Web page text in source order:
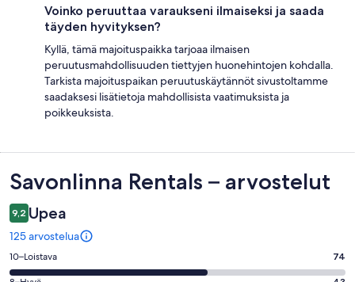
Voinko peruuttaa varaukseni ilmaiseksi ja saada
täyden hyvityksen?
Kyllä, tämä majoituspaikka tarjoaa ilmaisen
peruutusmahdollisuuden tiettyjen huonehintojen kohdalla.
Tarkista majoituspaikan peruutuskäytännöt sivustoltamme
saadaksesi lisätietoja mahdollisista vaatimuksista ja
poikkeuksista.
Arvostelut
Savonlinna Rentals – arvostelut
9,2 Upea
125 arvostelua
Arvosana
10
10–Loistava 74